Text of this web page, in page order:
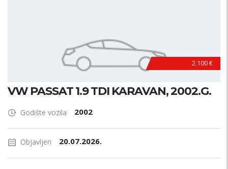
2.100 €
VW PASSAT 1.9 TDI KARAVAN, 2002.G.
Godište vozila 2002
Objavljen 20.07.2026.